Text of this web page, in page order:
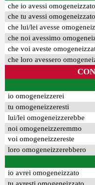
che io avessi omogeneizzato
che tu avessi omogeneizzato
che lui/lei avesse
che noi avessimo
che voi aveste
che loro avessero
io omogeneizzerei
tu omogeneizzeresti
lui/lei omogeneizzerebbe
noi omogeneizzeremmo
voi omogeneizzereste
loro omogeneizzerebbero
io avrei omogeneizzato
tu avresti omogeneizzato